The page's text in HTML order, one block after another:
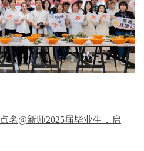
名@新师2025届毕业生，启